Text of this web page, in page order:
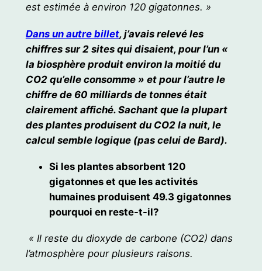
est estimée à environ 120 gigatonnes. »
Dans un autre billet, j’avais relevé les
chiffres sur 2 sites qui disaient, pour l’un «
la biosphère produit environ la moitié du
CO2 qu’elle consomme » et pour l’autre le
chiffre de 60 milliards de tonnes était
clairement affiché. Sachant que la plupart
des plantes produisent du CO2 la nuit, le
calcul semble logique (pas celui de Bard).
Si les plantes absorbent 120
gigatonnes et que les activités
humaines produisent 49.3 gigatonnes
pourquoi en reste-t-il?
« Il reste du dioxyde de carbone (CO2) dans
l’atmosphère pour plusieurs raisons.